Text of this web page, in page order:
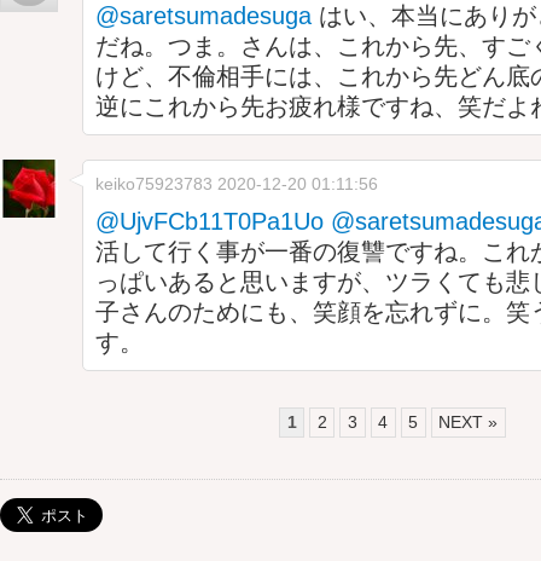
@saretsumadesuga はい、本当にあり
だね。つま。さんは、これから先、すご
けど、不倫相手には、これから先どん底
逆にこれから先お疲れ様ですね、笑だよ
keiko75923783 2020-12-20 01:11:56
@UjvFCb11T0Pa1Uo
活して行く事が一番の復讐ですね。これ
っぱいあると思いますが、ツラくても
子さんのためにも、笑顔を忘れずに。笑
す。
1 2 3 4 5 NEXT »